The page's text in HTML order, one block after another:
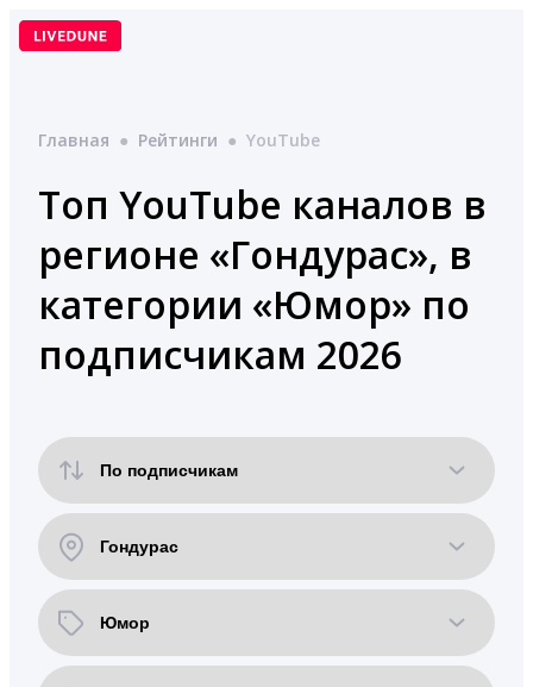
Перейти
Главная ● Рейтинги ● YouTube
Топ YouTube каналов в
регионе «Гондурас», в
категории «Юмор» по
подписчикам 2026